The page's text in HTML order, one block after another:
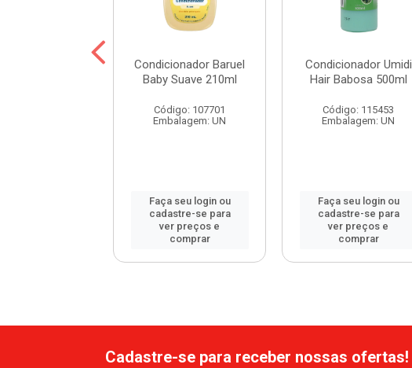
Condicionador Baruel
Baby Suave 210ml
Código: 107701
Embalagem: UN
Faça seu login ou
cadastre-se para
ver preços e
comprar
Condicionador Umidi
Hair Babosa 500ml
Código: 115453
Embalagem: UN
Faça seu login ou
cadastre-se para
ver preços e
comprar
Cadastre-se para receber nossas ofertas!